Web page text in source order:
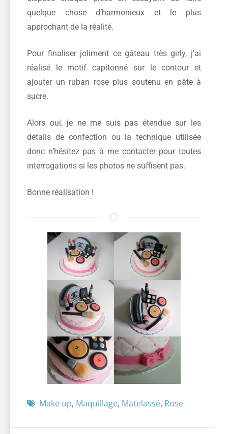
quelque chose d’harmonieux et le plus
approchant de la réalité.
Pour finaliser joliment ce gâteau très girly, j’ai
réalisé le motif capitonné sur le contour et
ajouter un ruban rose plus soutenu en pâte à
sucre.
Alors oui, je ne me suis pas étendue sur les
détails de confection ou la technique utilisée
donc n’hésitez pas à me contacter pour toutes
interrogations si les photos ne suffisent pas.
Bonne réalisation !
Make up, Maquillage, Matelassé, Rose